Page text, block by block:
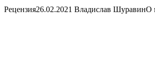
Рецензия26.02.2021 Владислав ШуравинО